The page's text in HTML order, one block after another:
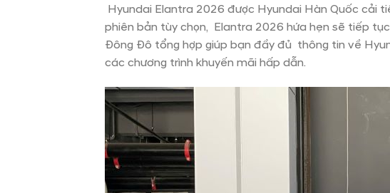
Hyundai Elantra 2026 được Hyundai Hàn Quốc cải
phiên bản tùy chọn, Elantra 2026 hứa hẹn sẽ tiếp
Đông Đô tổng hợp giúp bạn đầy đủ thông tin về
các chương trình khuyến mãi hấp dẫn.